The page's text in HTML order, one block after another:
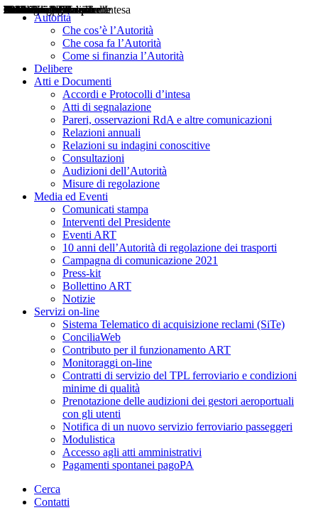
Autorità
Che cos’è l’Autorità
Che cosa fa l’Autorità
Come si finanzia l’Autorità
Delibere
Atti e Documenti
Accordi e Protocolli d’intesa
Atti di segnalazione
Pareri, osservazioni RdA e altre comunicazioni
Relazioni annuali
Relazioni su indagini conoscitive
Consultazioni
Audizioni dell’Autorità
Misure di regolazione
Media ed Eventi
Comunicati stampa
Interventi del Presidente
Eventi ART
10 anni dell’Autorità di regolazione dei trasporti
Campagna di comunicazione 2021
Press-kit
Bollettino ART
Notizie
Servizi on-line
Sistema Telematico di acquisizione reclami (SiTe)
ConciliaWeb
Contributo per il funzionamento ART
Monitoraggi on-line
Contratti di servizio del TPL ferroviario e condizioni
minime di qualità
Prenotazione delle audizioni dei gestori aeroportuali
con gli utenti
Notifica di un nuovo servizio ferroviario passeggeri
Modulistica
Accesso agli atti amministrativi
Pagamenti spontanei pagoPA
Cerca
Contatti
Delibere
Pareri
Consultazioni
Audizioni
Atti di Segnalazione
Accordi e Protocolli d'Intesa
Relazioni annuali
Misure di regolazione
Notizie
Comunicati Stampa
Bollettini ART
Convegni ART
Interviste del Presidente
Articoli in primo piano
Interventi del Presidente
2004
2005
2010
2013
2014
2015
2016
2017
2018
2019
202
2020
2021
2022
2023
2024
2025
2026
Aereo
Marittimo
Terrestre